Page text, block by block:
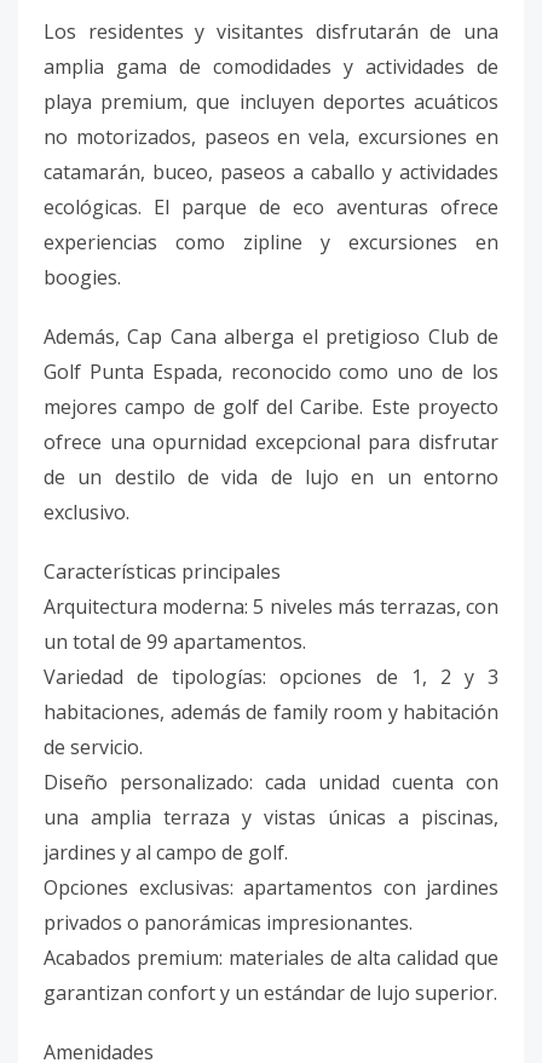
Los residentes y visitantes disfrutarán de una
amplia gama de comodidades y actividades de
playa premium, que incluyen deportes acuáticos
no motorizados, paseos en vela, excursiones en
catamarán, buceo, paseos a caballo y actividades
ecológicas. El parque de eco aventuras ofrece
experiencias como zipline y excursiones en
boogies.
Además, Cap Cana alberga el pretigioso Club de
Golf Punta Espada, reconocido como uno de los
mejores campo de golf del Caribe. Este proyecto
ofrece una opurnidad excepcional para disfrutar
de un destilo de vida de lujo en un entorno
exclusivo.
Características principales
Arquitectura moderna: 5 niveles más terrazas, con
un total de 99 apartamentos.
Variedad de tipologías: opciones de 1, 2 y 3
habitaciones, además de family room y habitación
de servicio.
Diseño personalizado: cada unidad cuenta con
una amplia terraza y vistas únicas a piscinas,
jardines y al campo de golf.
Opciones exclusivas: apartamentos con jardines
privados o panorámicas impresionantes.
Acabados premium: materiales de alta calidad que
garantizan confort y un estándar de lujo superior.
Amenidades